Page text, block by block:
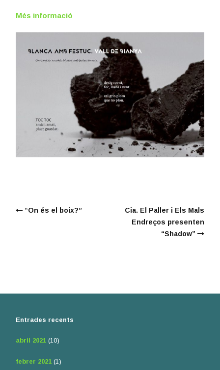
Més informació
“On és el boix?”
Cia. El Paller i Els Mals
Endreços presenten
“Shadow”
Entrades recents
abril 2021 (10)
febrer 2021 (1)